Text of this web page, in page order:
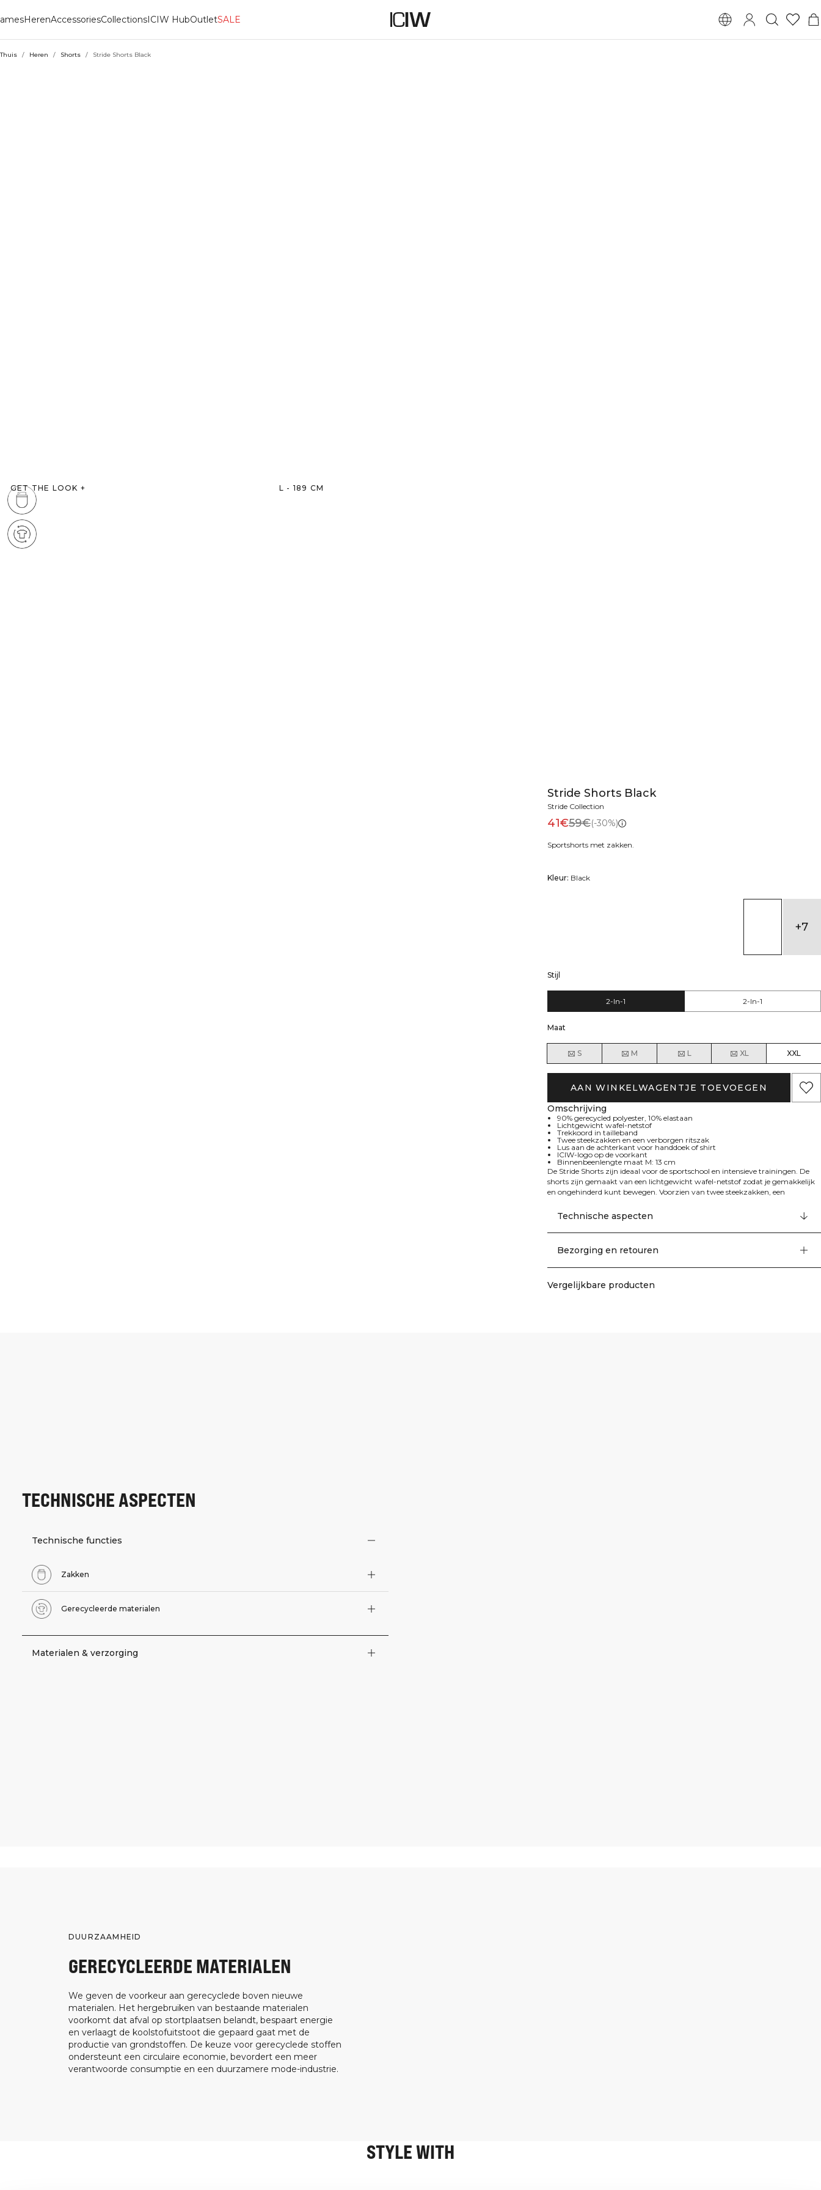
HerenAccessoriesCollectionsICIW HubOutletSALE
Thuis / Heren / Shorts / Stride Shorts Black
GET THE LOOK + L - 189 CM
Stride Shorts Black
Stride Collection
41€59€(-30%)
Sportshorts met zakken.
Kleur: Black
+7
Stijl
2-In-1 2-In-1
Maat
S M L XL XXL
AAN WINKELWAGENTJE TOEVOEGEN
Omschrijving
90% gerecycled polyester, 10% elastaan
Lichtgewicht wafel-netstof
Trekkoord in tailleband
Twee steekzakken en een verborgen ritszak
Lus aan de achterkant voor handdoek of shirt
ICIW-logo op de voorkant
Binnenbeenlengte maat M: 13 cm
De Stride Shorts zijn ideaal voor de sportschool en intensieve trainingen. De
shorts zijn gemaakt van een lichtgewicht wafel-netstof zodat je gemakkelijk
en ongehinderd kunt bewegen. Voorzien van twee steekzakken, een
vast te maken. De shorts hebben een ICIW-logo op de voorkant, een ritszak bij
de zijnaad voor kleine spullen en een trekkoord in de tailleband.
Binnenbeenlengte voor maat M: 13 cm. 90% gerecycled polyester, 10%
Technische aspecten
Bezorging en retouren
Vergelijkbare producten
TECHNISCHE ASPECTEN
Technische functies
Zakken
Gerecycleerde materialen
Materialen & verzorging
DUURZAAMHEID
GERECYCLEERDE MATERIALEN
We geven de voorkeur aan gerecyclede boven nieuwe
materialen. Het hergebruiken van bestaande materialen
voorkomt dat afval op stortplaatsen belandt, bespaart energie
en verlaagt de koolstofuitstoot die gepaard gaat met de
productie van grondstoffen. De keuze voor gerecyclede stoffen
ondersteunt een circulaire economie, bevordert een meer
verantwoorde consumptie en een duurzamere mode-industrie.
STYLE WITH